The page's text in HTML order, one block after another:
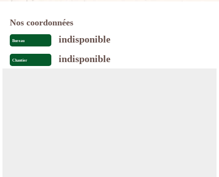
Nos coordonnées
Bureau indisponible
Chantier indisponible